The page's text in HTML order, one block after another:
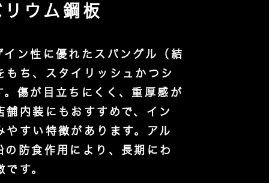
ウム鋼板
ン性に優れたスパングル（結
もち、スタイリッシュかつシ
傷が目立ちにくく、重厚感が
内装にもおすすめで、イン
すい特徴があります。アル
防食作用により、長期にわ
す。